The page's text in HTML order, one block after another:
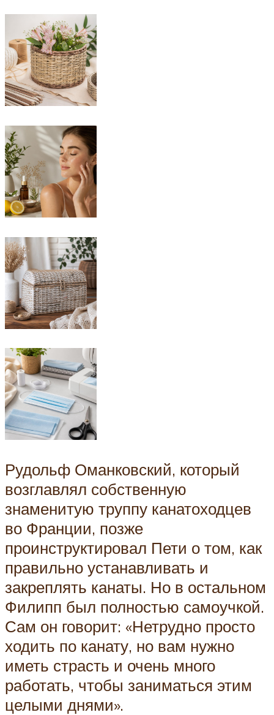
Рудольф Оманковский, который
возглавлял собственную
знаменитую труппу канатоходцев
во Франции, позже
проинструктировал Пети о том, как
правильно устанавливать и
закреплять канаты. Но в остальном
Филипп был полностью самоучкой.
Сам он говорит: «Нетрудно просто
ходить по канату, но вам нужно
иметь страсть и очень много
работать, чтобы заниматься этим
целыми днями».